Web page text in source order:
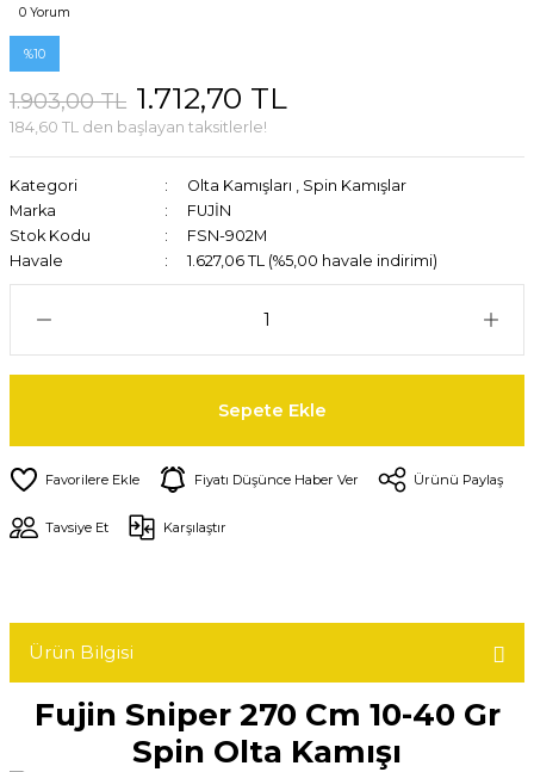
0 Yorum
%10
1.903,00 TL 1.712,70 TL
184,60 TL den başlayan taksitlerle!
Kategori Olta Kamışları , Spin Kamışlar
Marka
FUJİN
Stok Kodu
FSN-902M
Havale
1.627,06 TL (%5,00 havale indirimi)
Sepete Ekle
Fiyatı Düşünce Haber Ver Ürünü Paylaş
Tavsiye Et Karşılaştır
Ürün Bilgisi
Fujin Sniper 270 Cm 10-40 Gr
Spin Olta Kamışı